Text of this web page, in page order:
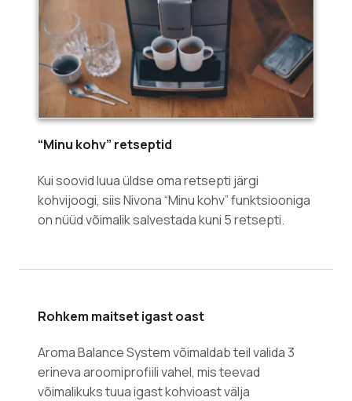
“Minu kohv” retseptid
Kui soovid luua üldse oma retsepti järgi
kohvijoogi, siis Nivona “Minu kohv” funktsiooniga
on nüüd võimalik salvestada kuni 5 retsepti.
Rohkem maitset igast oast
Aroma Balance System võimaldab teil valida 3
erineva aroomiprofiili vahel, mis teevad
võimalikuks tuua igast kohvioast välja